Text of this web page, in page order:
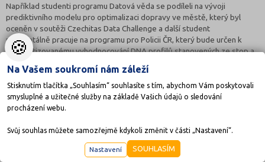
Například studenti programu Datová věda se podíleli na vývoji
prediktivního modelu pro optimalizaci dopravy ve městě, který byl
oceněn v soutěži Czechitas Data Challenge a další student
momentálně pracuje na programu pro Policii ČR, který bude určen k
automatizovanému vyhodnocování DNA profilů stanovených ze stop a
Jaké je uplatnění absolventů po ukončení studia?
Naši absolventi nacházejí uplatnění jako datoví analytici, vývojáři,
odborníci na umělou inteligenci, bezpečnostní specialisté nebo IT
manažeři. Díky spojení informatiky a managementu mají dobré
se ve firmách v ČR i zahraničí – často tam, kde se očekává širší přesah
mezi technologiemi a řízením. Drtivá většina absolventů nachází
uplatnění v oboru v průběhu studia nebo krátce po absolvování. Mnozí
🍪
Na Vašem soukromí nám záleží
Stisknutím tlačítka „Souhlasím“ souhlasíte s tím, abychom Vám poskytovali
smysluplné a užitečné služby na základě Vašich údajů o sledování
procházení webu.
Svůj souhlas můžete samozřejmě kdykoli změnit v části „Nastavení“.
Nastavení SOUHLASÍM